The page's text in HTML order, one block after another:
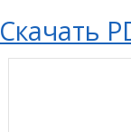
Скачать